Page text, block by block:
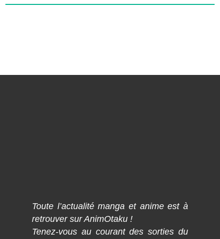
Toute l’actualité manga et anime est à
retrouver sur AnimOtaku !
Tenez-vous au courant des sorties du